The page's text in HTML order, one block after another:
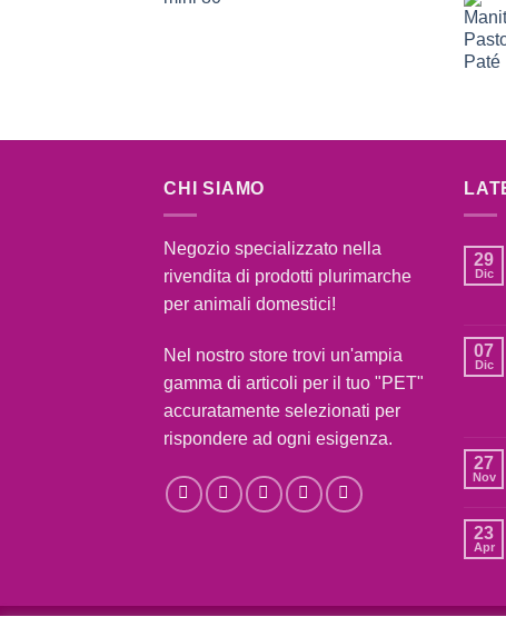
CHI SIAMO
Negozio specializzato nella
rivendita di prodotti plurimarche
per animali domestici!
Nel nostro store trovi un'ampia
gamma di articoli per il tuo "PET"
accuratamente selezionati per
rispondere ad ogni esigenza.
29
Dic
07
Dic
27
Nov
23
Apr